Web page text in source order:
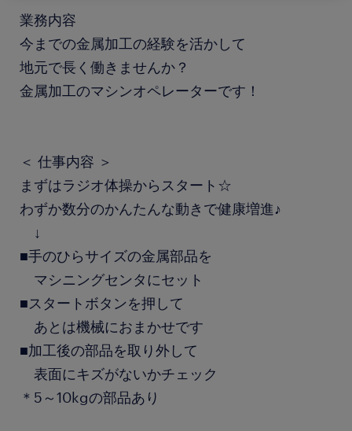
業務内容
今までの金属加工の経験を活かして
地元で長く働きませんか？
金属加工のマシンオペレーターです！
＜ 仕事内容 ＞
まずはラジオ体操からスタート☆
わずか数分のかんたんな動きで健康増進♪
↓
■手のひらサイズの金属部品を
マシニングセンタにセット
■スタートボタンを押して
あとは機械におまかせです
■加工後の部品を取り外して
表面にキズがないかチェック
＊5～10kgの部品あり